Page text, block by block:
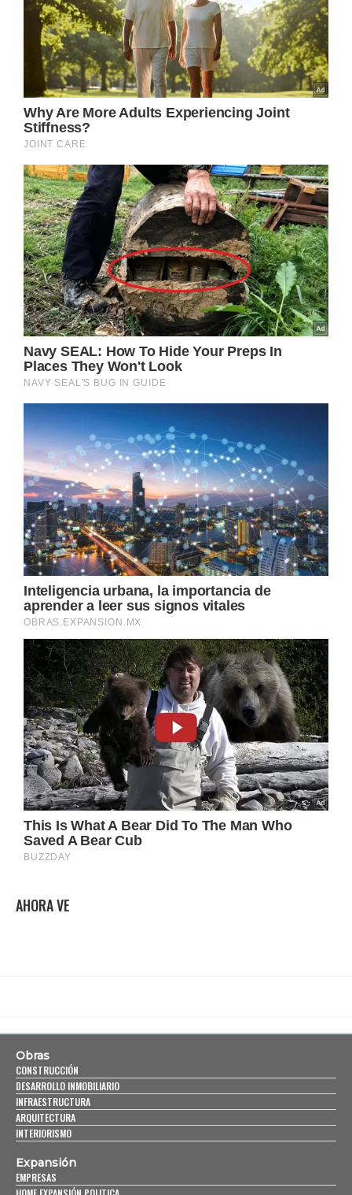
AHORA VE
Obras
CONSTRUCCIÓN
DESARROLLO INMOBILIARIO
INFRAESTRUCTURA
ARQUITECTURA
INTERIORISMO
Expansión
EMPRESAS